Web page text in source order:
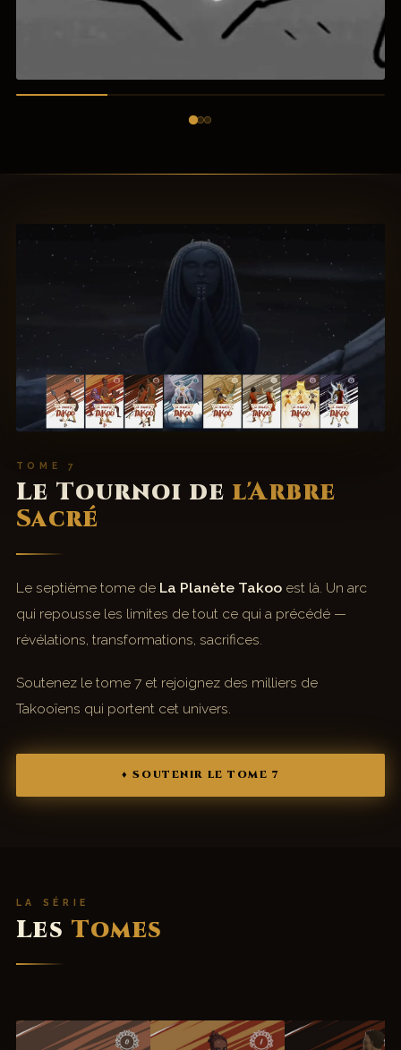
TOME 7
Le Tournoi del'Arbre
Sacré
Le septième tome de La Planète Takooest là. Un arc
qui repousse les limites de tout ce qui a précédé —
révélations, transformations, sacrifices.
Soutenez le tome 7 et rejoignez des milliers de
Takooïens qui portent cet univers.
♦ SOUTENIR LE TOME 7
LA SÉRIE
LesTomes